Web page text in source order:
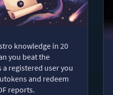
knowledge in 20
you beat the
a registered user you
and redeem
reports.